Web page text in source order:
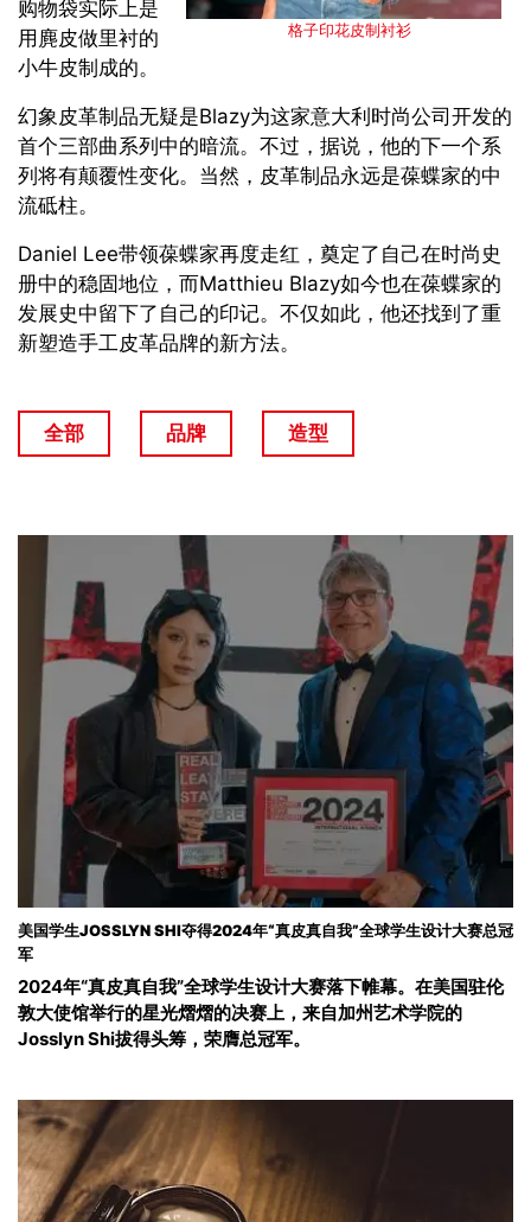
格子印花皮制衬衫
购物袋实际上是
用麂皮做里衬的
小牛皮制成的。
幻象皮革制品无疑是Blazy为这家意大利时尚公司开发的
首个三部曲系列中的暗流。不过，据说，他的下一个系
列将有颠覆性变化。当然，皮革制品永远是葆蝶家的中
流砥柱。
Daniel Lee带领葆蝶家再度走红，奠定了自己在时尚史
册中的稳固地位，而Matthieu Blazy如今也在葆蝶家的
发展史中留下了自己的印记。不仅如此，他还找到了重
新塑造手工皮革品牌的新方法。
全部 品牌 造型
美国学生JOSSLYN SHI夺得2024年“真皮真自我”全球学生设计大赛总冠
军
2024年“真皮真自我”全球学生设计大赛落下帷幕。在美国驻伦
敦大使馆举行的星光熠熠的决赛上，来自加州艺术学院的
Josslyn Shi拔得头筹，荣膺总冠军。